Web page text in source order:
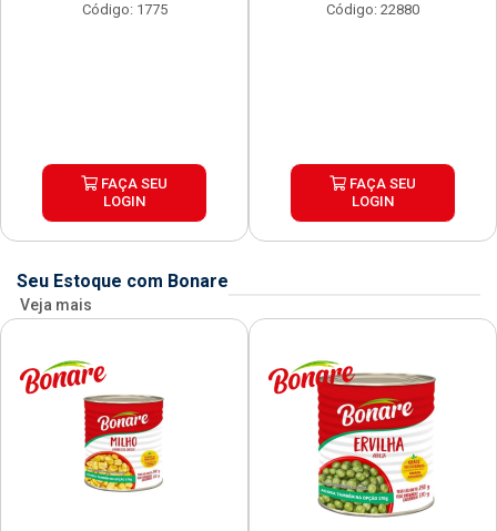
Código: 1775
FAÇA SEU
LOGIN
Código: 22880
FAÇA SEU
LOGIN
Seu Estoque com Bonare
Veja mais